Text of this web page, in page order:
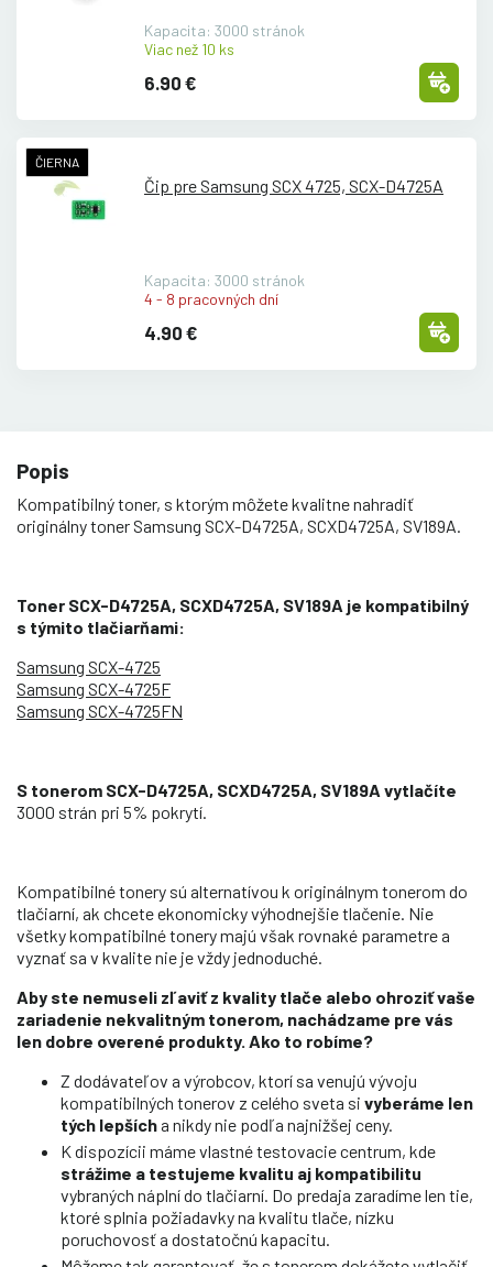
Kapacita: 3000 stránok
Viac než 10 ks
6.90 €
ČIERNA
Čip pre Samsung SCX 4725, SCX-D4725A
Kapacita: 3000 stránok
4 - 8 pracovných dní
4.90 €
Popis
Kompatibilný toner, s ktorým môžete kvalitne nahradiť
originálny toner Samsung SCX-D4725A, SCXD4725A, SV189A.
Toner SCX-D4725A, SCXD4725A, SV189A je kompatibilný
s týmito tlačiarňami:
Samsung SCX-4725
Samsung SCX-4725F
Samsung SCX-4725FN
S tonerom SCX-D4725A, SCXD4725A, SV189A vytlačíte
3000 strán pri 5% pokrytí.
Kompatibilné tonery sú alternatívou k originálnym tonerom do
tlačiarní, ak chcete ekonomicky výhodnejšie tlačenie. Nie
všetky kompatibilné tonery majú však rovnaké parametre a
vyznať sa v kvalite nie je vždy jednoduché.
Aby ste nemuseli zľaviť z kvality tlače alebo ohroziť vaše
zariadenie nekvalitným tonerom, nachádzame pre vás
len dobre overené produkty. Ako to robíme?
Z dodávateľov a výrobcov, ktorí sa venujú vývoju
kompatibilných tonerov z celého sveta si vyberáme len
tých lepšícha nikdy nie podľa najnižšej ceny.
K dispozícii máme vlastné testovacie centrum, kde
strážime a testujeme kvalitu aj kompatibilitu
vybraných náplní do tlačiarní. Do predaja zaradíme len tie,
ktoré splnia požiadavky na kvalitu tlače, nízku
poruchovosť a dostatočnú kapacitu.